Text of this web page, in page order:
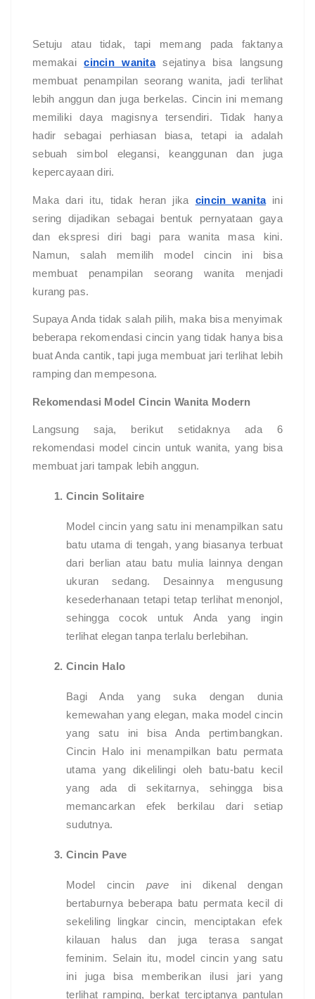
Setuju atau tidak, tapi memang pada faktanya
memakaicincin wanita
sejatinya bisa langsung
membuat penampilan seorang wanita, jadi terlihat
lebih anggun dan juga berkelas. Cincin ini memang
memiliki daya magisnya tersendiri. Tidak hanya
hadir sebagai perhiasan biasa, tetapi ia adalah
sebuah simbol elegansi, keanggunan dan juga
kepercayaan diri.
Maka dari itu, tidak heran jika cincin wanita
ini
sering dijadikan sebagai bentuk pernyataan gaya
dan ekspresi diri bagi para wanita masa kini.
Namun, salah memilih model cincin ini bisa
membuat penampilan seorang wanita menjadi
kurang pas.
Supaya Anda tidak salah pilih, maka bisa menyimak
beberapa rekomendasi cincin yang tidak hanya bisa
buat Anda cantik, tapi juga membuat jari terlihat lebih
ramping dan mempesona.
Rekomendasi Model Cincin Wanita Modern
Langsung saja, berikut setidaknya ada 6
rekomendasi model cincin untuk wanita, yang bisa
membuat jari tampak lebih anggun.
Cincin Solitaire
Model cincin yang satu ini menampilkan satu
batu utama di tengah, yang biasanya terbuat
dari berlian atau batu mulia lainnya dengan
ukuran sedang. Desainnya mengusung
kesederhanaan tetapi tetap terlihat menonjol,
sehingga cocok untuk Anda yang ingin
terlihat elegan tanpa terlalu berlebihan.
Cincin Halo
Bagi Anda yang suka dengan dunia
kemewahan yang elegan, maka model cincin
yang satu ini bisa Anda pertimbangkan.
Cincin Halo ini menampilkan batu permata
utama yang dikelilingi oleh batu-batu kecil
yang ada di sekitarnya, sehingga bisa
memancarkan efek berkilau dari setiap
sudutnya.
Cincin Pave
Model cincin pave ini dikenal dengan
bertaburnya beberapa batu permata kecil di
sekeliling lingkar cincin, menciptakan efek
kilauan halus dan juga terasa sangat
feminim. Selain itu, model cincin yang satu
ini juga bisa memberikan ilusi jari yang
terlihat ramping, berkat terciptanya pantulan